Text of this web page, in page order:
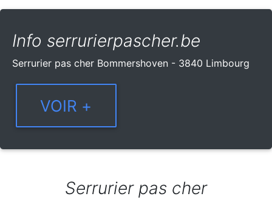
Info serrurierpascher.be
Serrurier pas cher Bommershoven - 3840 Limbourg
Serrurier pas cher